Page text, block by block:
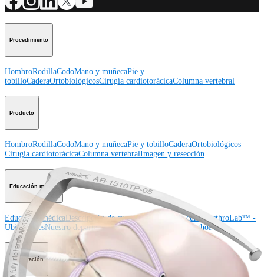
Procedimiento
HombroRodillaCodoMano y muñecaPie y
tobilloCaderaOrtobiológicosCirugía cardiotorácicaColumna vertebral
Producto
HombroRodillaCodoMano y muñecaPie y tobilloCaderaOrtobiológicos
Cirugía cardiotorácicaColumna vertebralImagen y resección
Educación médica
Educación médicaDescripción de cursosCalendario de cursos
ArthroLab™ -
UbicacionesNuestro departamento de educación médica OrthoPedia
Corporación